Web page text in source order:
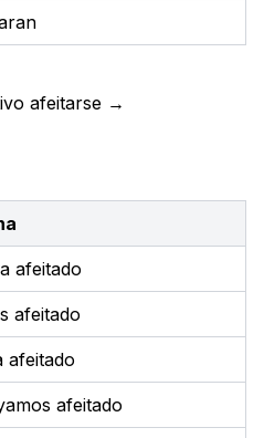
afeitarse →
afeitado
afeitado
afeitado
afeitado